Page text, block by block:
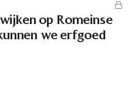
op Romeinse
we erfgoed